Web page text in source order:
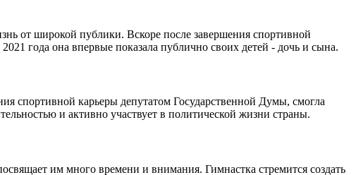
от широкой публики. Вскоре после завершения спортивной
года она впервые показала публично своих детей - дочь и сына.
спортивной карьеры депутатом Государственной Думы, смогла
и активно участвует в политической жизни страны.
им много времени и внимания. Гимнастка стремится создать